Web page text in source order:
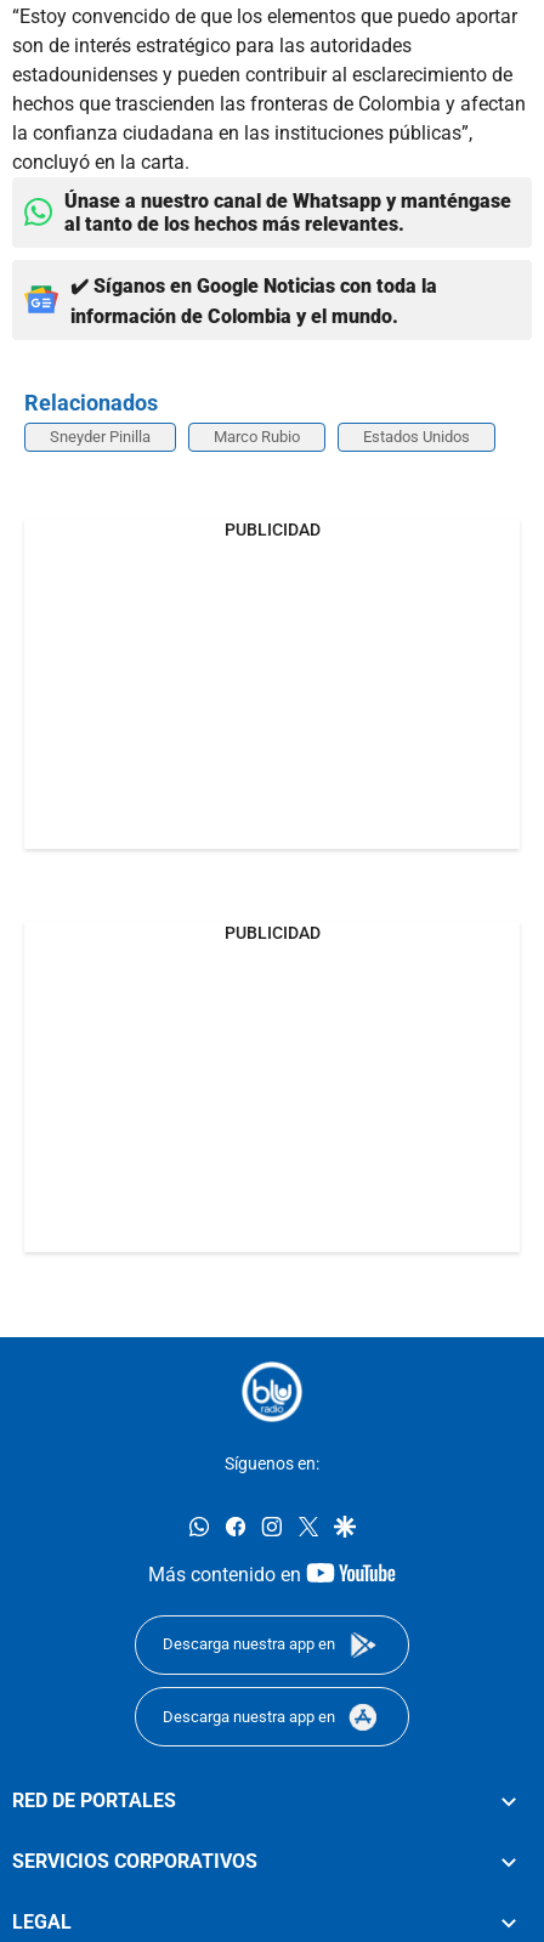
“Estoy convencido de que los elementos que puedo aportar
son de interés estratégico para las autoridades
estadounidenses y pueden contribuir al esclarecimiento de
hechos que trascienden las fronteras de Colombia y afectan
la confianza ciudadana en las instituciones públicas”,
concluyó en la carta.
Únase a nuestro canal de Whatsapp y manténgase
al tanto de los hechos más relevantes.
✔️ Síganos en Google Noticias con toda la
información de Colombia y el mundo.
Relacionados
Sneyder Pinilla Marco Rubio Estados Unidos
PUBLICIDAD
PUBLICIDAD
Síguenos en:
whatsappfacebookinstagram
twittergoogle
Más contenido en
youtube-
Descarga nuestra app en
Descarga nuestra app en
RED DE PORTALES
SERVICIOS CORPORATIVOS
LEGAL